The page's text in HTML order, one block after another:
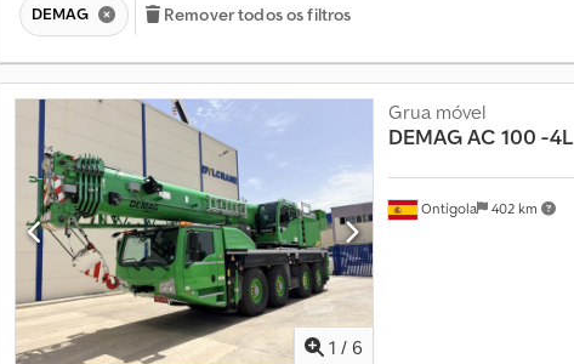
DEMAG Remover todos os filtros
1 / 6
Ontígola 402 km
Grua móvel
DEMAGAC 100 -4L
M
a